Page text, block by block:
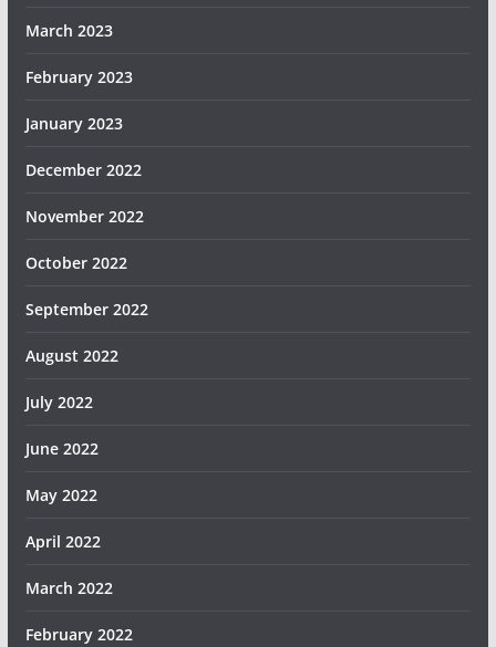
March 2023
February 2023
January 2023
December 2022
November 2022
October 2022
September 2022
August 2022
July 2022
June 2022
May 2022
April 2022
March 2022
February 2022